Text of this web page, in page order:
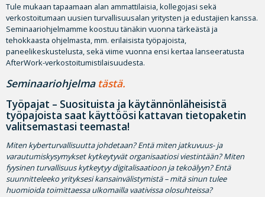
Tule mukaan tapaamaan alan ammattilaisia, kollegojasi sekä
verkostoitumaan uusien turvallisuusalan yritysten ja edustajien kanssa.
Seminaariohjelmamme koostuu tänäkin vuonna tärkeästä ja
tehokkaasta ohjelmasta, mm. erilaisista työpajoista,
paneelikeskustelusta, sekä viime vuonna ensi kertaa lanseeratusta
AfterWork-verkostoitumistilaisuudesta.
Seminaariohjelma tästä.
Työpajat – Suosituista ja käytännönläheisistä
työpajoista saat käyttöösi kattavan tietopaketin
valitsemastasi teemasta!
Miten kyberturvallisuutta johdetaan? Entä miten jatkuvuus- ja
varautumiskysymykset kytkeytyvät organisaatiosi viestintään? Miten
fyysinen turvallisuus kytkeytyy digitalisaatioon ja tekoälyyn? Entä
suunnitteleeko yrityksesi kansainvälistymistä – mitä sinun tulee
huomioida toimittaessa ulkomailla vaativissa olosuhteissa?